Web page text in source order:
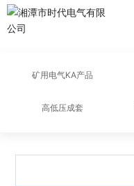
湘潭市时代电气有限公司
矿用电气KA产品
高低压成套